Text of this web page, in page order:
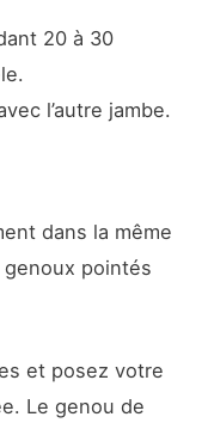
20 à 30
l’autre jambe.
dans la même
pointés
et posez votre
Le genou de